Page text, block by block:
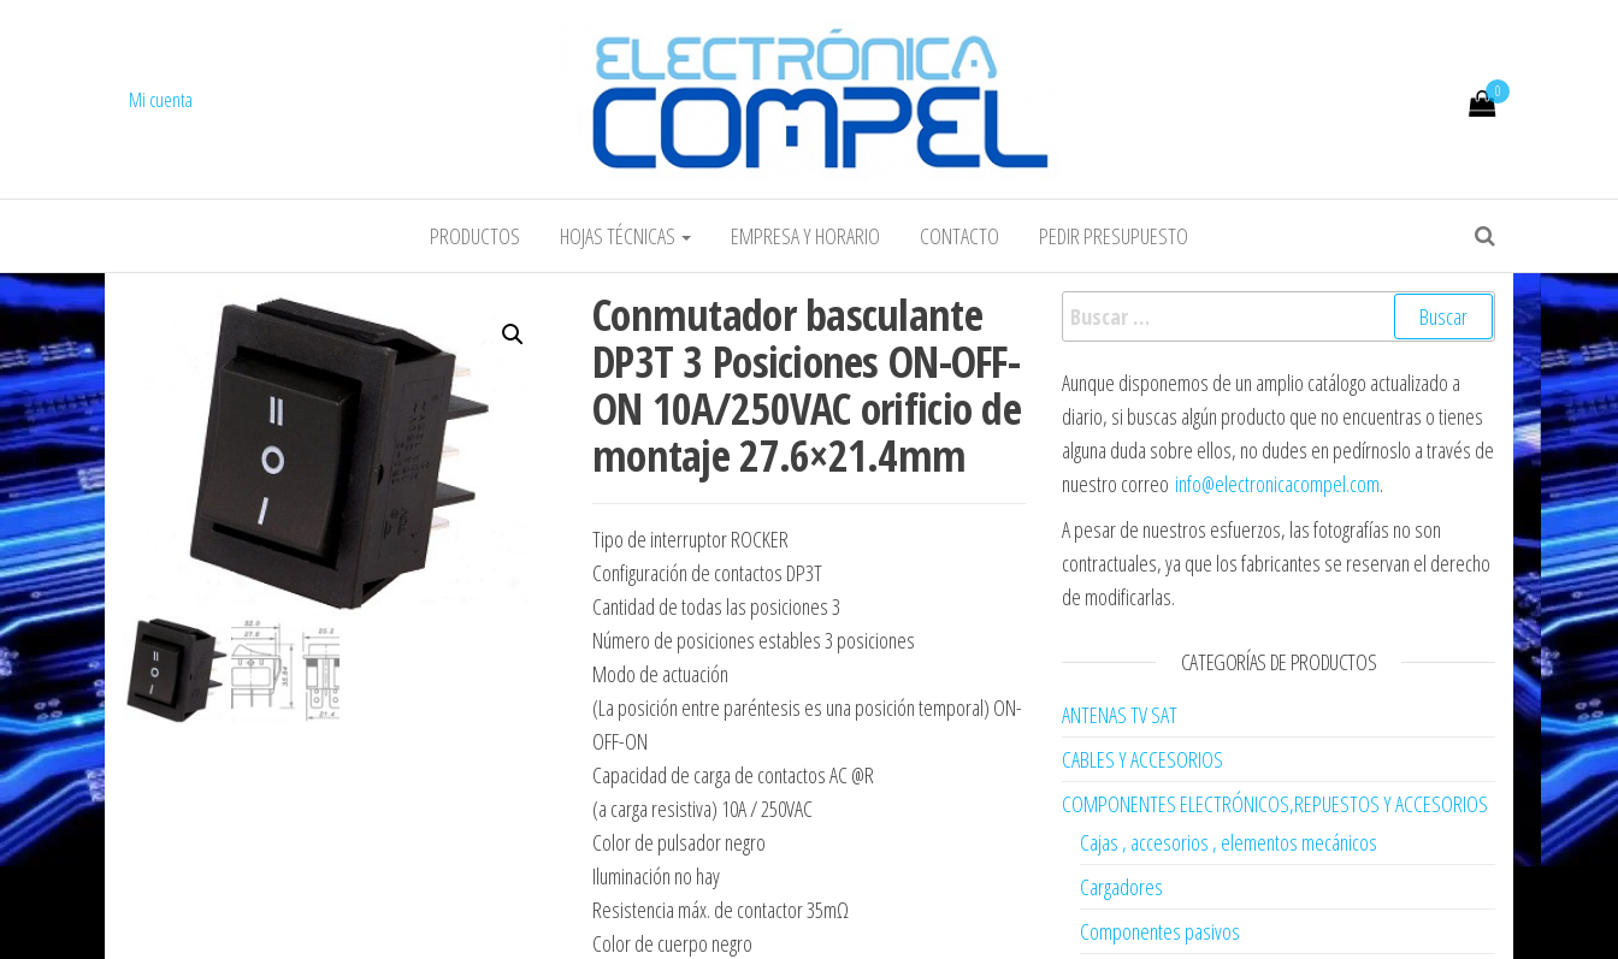
COMPEL Electrónica COMPEL
0
Mi cuenta
PRODUCTOS HOJAS TÉCNICAS EMPRESA Y HORARIO CONTACTO PEDIR PRESUPUESTO
Conmutador basculante
DP3T 3 Posiciones ON-OFF-
ON 10A/250VAC orificio de
montaje 27.6×21.4mm
Tipo de interruptor ROCKER
Configuración de contactos DP3T
Cantidad de todas las posiciones 3
Número de posiciones estables 3 posiciones
Modo de actuación
(La posición entre paréntesis es una posición temporal) ON-
OFF-ON
Capacidad de carga de contactos AC @R
(a carga resistiva) 10A / 250VAC
Color de pulsador negro
Iluminación no hay
Resistencia máx. de contactor 35mΩ
Color de cuerpo negro
Buscar:
Aunque disponemos de un amplio catálogo actualizado a
diario, si buscas algún producto que no encuentras o tienes
alguna duda sobre ellos, no dudes en pedírnoslo a través de
nuestro correo info@electronicacompel.com.
A pesar de nuestros esfuerzos, las fotografías no son
contractuales, ya que los fabricantes se reservan el derecho
de modificarlas.
CATEGORÍAS DE PRODUCTOS
ANTENAS TV SAT
CABLES Y ACCESORIOS
COMPONENTES ELECTRÓNICOS,REPUESTOS Y ACCESORIOS
Cajas , accesorios , elementos mecánicos
Cargadores
Componentes pasivos